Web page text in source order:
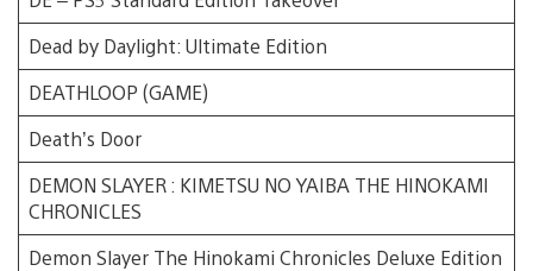
Dead by Daylight: Ultimate Edition
DEATHLOOP (GAME)
Death’s Door
DEMON SLAYER : KIMETSU NO YAIBA THE HINOKAMI
CHRONICLES
Demon Slayer The Hinokami Chronicles Deluxe Edition